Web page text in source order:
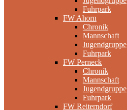
Fuhrpark
FW Ahorn
Chronik
Mannschaft
Jugendgruppe
Fuhrpark
FW Perneck
Chronik
Mannschaft
Jugendgruppe
Fuhrpark
FW Reiterndorf